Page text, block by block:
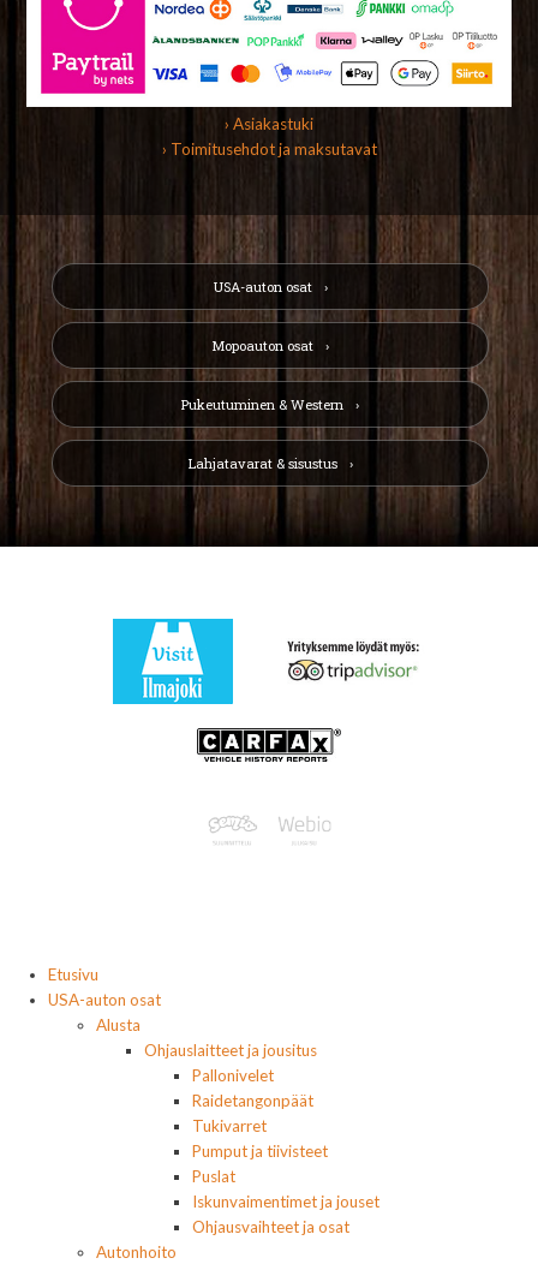
› Asiakastuki
› Toimitusehdot ja maksutavat
USA-auton osat
Mopoauton osat
Pukeutuminen & Western
Lahjatavarat & sisustus
Etusivu
USA-auton osat
Alusta
Ohjauslaitteet ja jousitus
Pallonivelet
Raidetangonpäät
Tukivarret
Pumput ja tiivisteet
Puslat
Iskunvaimentimet ja jouset
Ohjausvaihteet ja osat
Autonhoito